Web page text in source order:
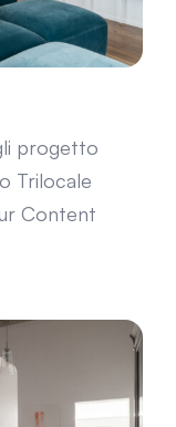
progetto
Trilocale
Content